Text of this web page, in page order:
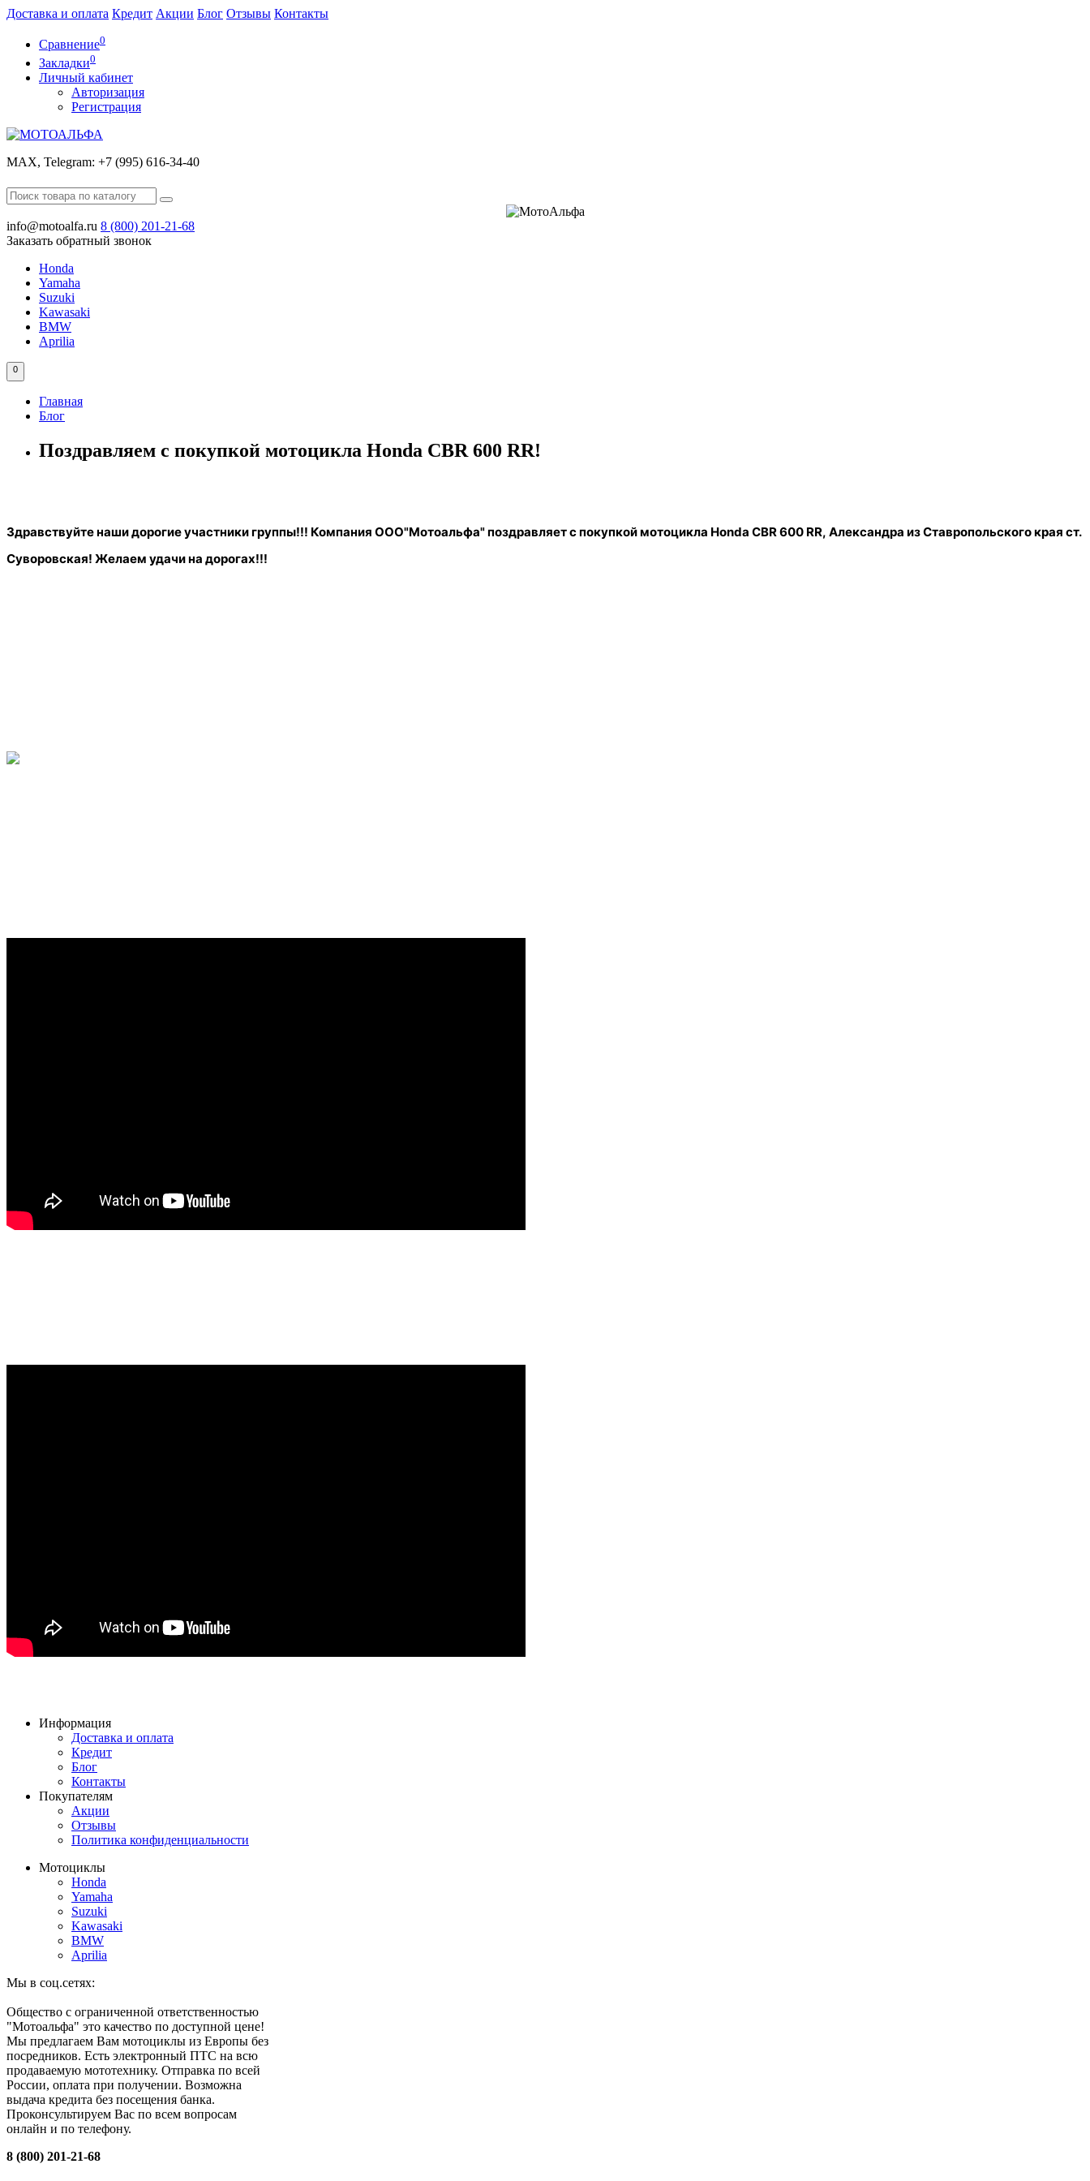
Доставка и оплата Кредит Акции Блог Отзывы Контакты
Сравнение0
Закладки0
Личный кабинет
Авторизация
Регистрация
МАХ, Telegram: +7 (995) 616-34-40
info@motoalfa.ru 8 (800) 201-21-68
Заказать обратный звонок
Honda
Yamaha
Suzuki
Kawasaki
BMW
Aprilia
0
Главная
Блог
Поздравляем с покупкой мотоцикла Honda CBR 600 RR!
Здравствуйте наши дорогие участники группы!!! Компания ООО"Мотоальфа" поздравляет с покупкой мотоцикла Honda CBR 600 RR, Александра из Ставропольского края ст.
Суворовская! Желаем удачи на дорогах!!!
Информация
Доставка и оплата
Кредит
Блог
Контакты
Покупателям
Акции
Отзывы
Политика конфиденциальности
Мотоциклы
Honda
Yamaha
Suzuki
Kawasaki
BMW
Aprilia
Мы в соц.сетях:
Общество с ограниченной ответственностью
"Мотоальфа" это качество по доступной цене!
Мы предлагаем Вам мотоциклы из Европы без
посредников. Есть электронный ПТС на всю
продаваемую мототехнику. Отправка по всей
России, оплата при получении. Возможна
выдача кредита без посещения банка.
Проконсультируем Вас по всем вопросам
онлайн и по телефону.
8 (800) 201-21-68